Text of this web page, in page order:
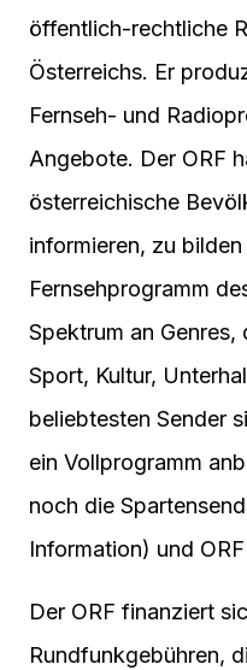
öffentlich-rechtliche
Österreichs. Er
Fernseh- und
Angebote. Der ORF
österreichische
informieren, zu
Fernsehprogramm
Spektrum an
Sport, Kultur,
beliebtesten Sender
ein Vollprogramm
noch die
Information) und
Der ORF finanziert
Rundfunkgebühren,